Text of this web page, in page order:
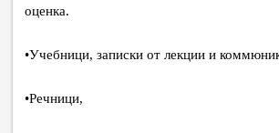
оценка.
•Учебници, записки от лекции и
•Речници,